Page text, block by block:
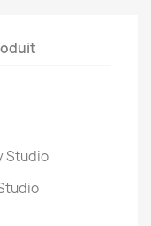
Studio